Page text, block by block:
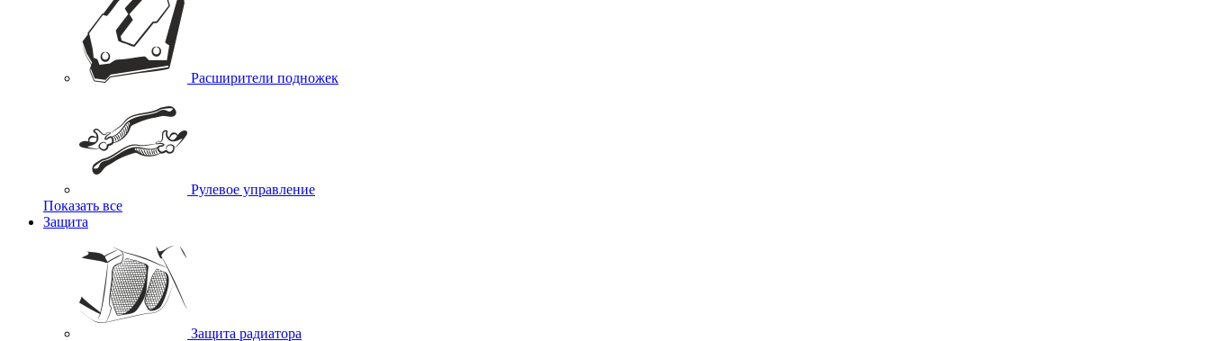
Расширители подножек
Рулевое управление
Показать все
Защита
Защита радиатора